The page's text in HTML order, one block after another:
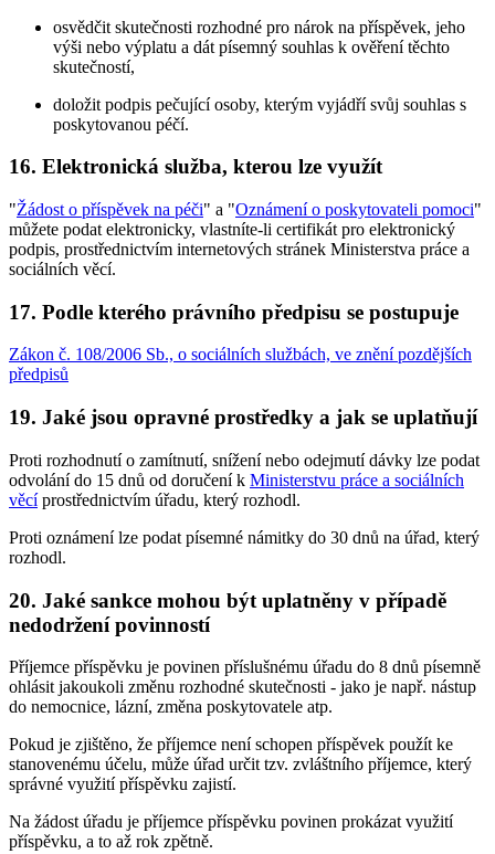
osvědčit skutečnosti rozhodné pro nárok na příspěvek, jeho
výši nebo výplatu a dát písemný souhlas k ověření těchto
skutečností,
doložit podpis pečující osoby, kterým vyjádří svůj souhlas s
poskytovanou péčí.
16. Elektronická služba, kterou lze využít
"Žádost o příspěvek na péči" a "Oznámení o poskytovateli pomoci"
můžete podat elektronicky, vlastníte-li certifikát pro elektronický
podpis, prostřednictvím internetových stránek Ministerstva práce a
sociálních věcí.
17. Podle kterého právního předpisu se postupuje
Zákon č. 108/2006 Sb., o sociálních službách, ve znění pozdějších
předpisů
19. Jaké jsou opravné prostředky a jak se uplatňují
Proti rozhodnutí o zamítnutí, snížení nebo odejmutí dávky lze podat
odvolání do 15 dnů od doručení k Ministerstvu práce a sociálních
věcíprostřednictvím úřadu, který rozhodl.
Proti oznámení lze podat písemné námitky do 30 dnů na úřad, který
rozhodl.
20. Jaké sankce mohou být uplatněny v případě
nedodržení povinností
Příjemce příspěvku je povinen příslušnému úřadu do 8 dnů písemně
ohlásit jakoukoli změnu rozhodné skutečnosti - jako je např. nástup
do nemocnice, lázní, změna poskytovatele atp.
Pokud je zjištěno, že příjemce není schopen příspěvek použít ke
stanovenému účelu, může úřad určit tzv. zvláštního příjemce, který
správné využití příspěvku zajistí.
Na žádost úřadu je příjemce příspěvku povinen prokázat využití
příspěvku, a to až rok zpětně.